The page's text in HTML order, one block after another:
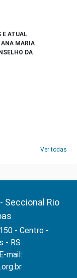
E ATUAL
ANA MARIA
DA
Ver todas
Seccional Rio
- Centro -
- RS
mail: